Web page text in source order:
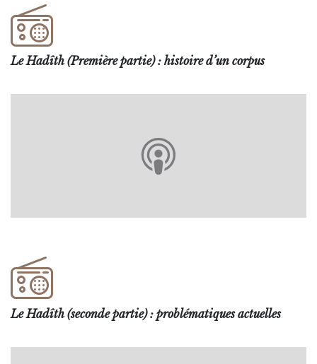
Le Hadîth (Première partie) : histoire d’un corpus
Le Hadîth (seconde partie) : problématiques actuelles